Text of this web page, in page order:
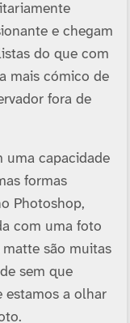
e chegam
do que com
mais cómico de
fora de
capacidade
formas
Photoshop,
com uma foto
são muitas
sem que
estamos a olhar